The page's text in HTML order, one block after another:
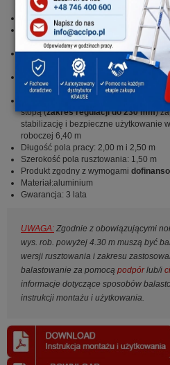
zapewniając przy tym szybki i
Każdy pomost wyposażony jest w
Wytrzymałe, stalowe stabilizatory
stabilność podczas pracy (od
Wzmocnione rolki jezdne z regulacją
umożliwiają użytkowanie na nierównym
Szeroka powierzchnia pracy
pracownika oraz narzędzia i materiały
Łatwe w montażu podpory z
stopą (zakres regulacji do 230 mm)
stabilizację i bezpieczne użytkowanie
roboczej 6,40 m
Długość pola pracy: 2,00 m i 2,50 m
Szerokość pola rusztowania: 1,50 m
Produkt zgodny z wymogami
Materiał:aluminium
Gwarancja: 3 lata
UWAGA: Zgodnie z obowiązującymi
wys. rob. powyżej 4.30 m muszą być
wersji rusztowania i zakresu
balastowanie za pomocą podpórlub/i
informacje dotyczące sposobów
instrukcji montażu i użytkowania.